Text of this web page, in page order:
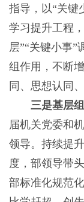
指导，以“关键
学习提升工程
层”“关键小事”
组作用，不断
同、思想认同
三是基层
届机关党委和
领导。持续提
度，部领导带
部标准化规范